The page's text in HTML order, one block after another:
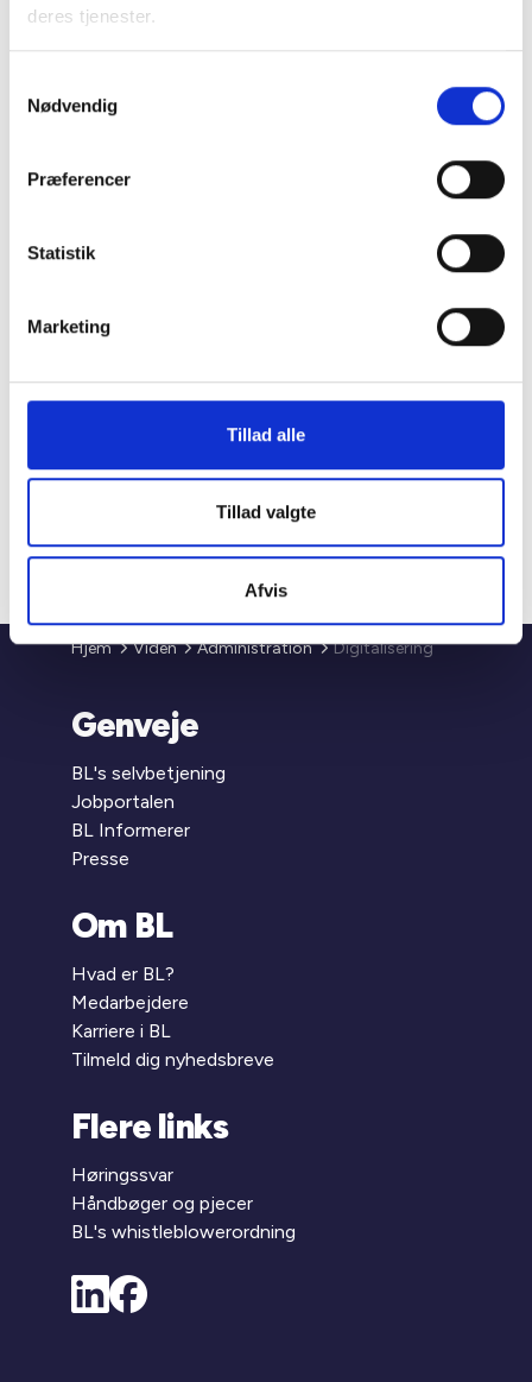
deres tjenester.
Nødvendig
Præferencer
Statistik
Marketing
Tillad alle
Tillad valgte
Afvis
Studiestræde 50,
1554 København V
Mariane Thomsens Gade 2F,
6.1, 8000 Aarhus C
CVR 31447410
Hjem Viden Administration Digitalisering
Genveje
BL's selvbetjening
Jobportalen
BL Informerer
Presse
Om BL
Hvad er BL?
Medarbejdere
Karriere i BL
Tilmeld dig nyhedsbreve
Flere links
Høringssvar
Håndbøger og pjecer
BL's whistleblowerordning